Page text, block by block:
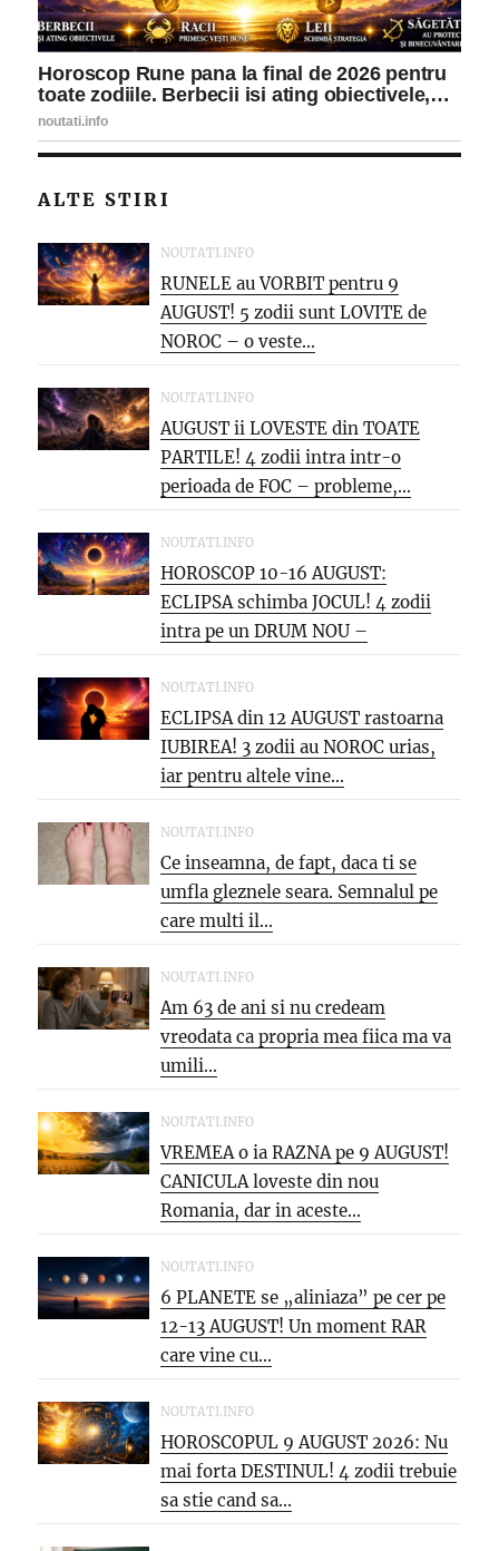
ALTE STIRI
NOUTATI.INFO
RUNELE au VORBIT pentru 9
AUGUST! 5 zodii sunt LOVITE de
NOROC – o veste...
NOUTATI.INFO
AUGUST ii LOVESTE din TOATE
PARTILE! 4 zodii intra intr-o
perioada de FOC – probleme,...
NOUTATI.INFO
HOROSCOP 10-16 AUGUST:
ECLIPSA schimba JOCUL! 4 zodii
intra pe un DRUM NOU –
oportunitati...
NOUTATI.INFO
ECLIPSA din 12 AUGUST rastoarna
IUBIREA! 3 zodii au NOROC urias,
iar pentru altele vine...
NOUTATI.INFO
Ce inseamna, de fapt, daca ti se
umfla gleznele seara. Semnalul pe
care multi il...
NOUTATI.INFO
Am 63 de ani si nu credeam
vreodata ca propria mea fiica ma va
umili...
NOUTATI.INFO
VREMEA o ia RAZNA pe 9 AUGUST!
CANICULA loveste din nou
Romania, dar in aceste...
NOUTATI.INFO
6 PLANETE se „aliniaza” pe cer pe
12-13 AUGUST! Un moment RAR
care vine cu...
NOUTATI.INFO
HOROSCOPUL 9 AUGUST 2026: Nu
mai forta DESTINUL! 4 zodii trebuie
sa stie cand sa...